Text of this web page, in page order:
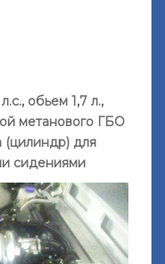
обьем 1,7 л.,
метанового ГБО
(цилиндр) для
сидениями